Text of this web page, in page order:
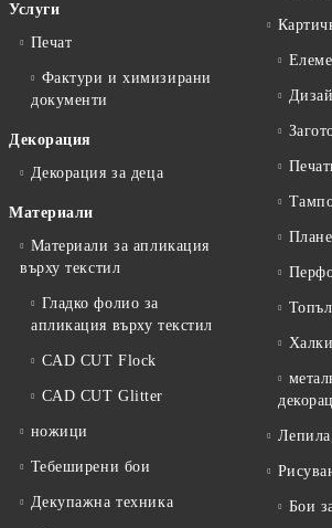
Услуги
Печат
Фактури и химизирани
документи
Декорация
Декорация за деца
Материали
Материали за апликация
върху текстил
Гладко фолио за
апликация върху текстил
CAD CUT Flock
CAD CUT Glitter
ножици
Тебеширени бои
Декупажна техника Бои